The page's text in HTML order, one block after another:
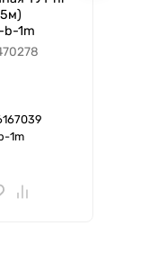
b-1m
1m